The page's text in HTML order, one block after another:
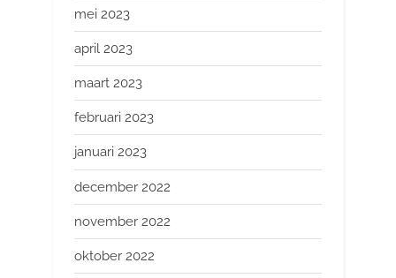
mei 2023
april 2023
maart 2023
februari 2023
januari 2023
december 2022
november 2022
oktober 2022